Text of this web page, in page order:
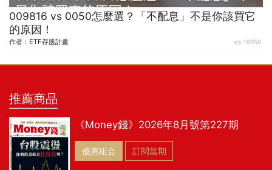
009816 vs 0050怎麼選？「不配息」不是你該買它
的原因！
作者： ETF存股計畫 18956
推薦商品
《Money錢》2026年8月號第227期
優惠組合 訂閱當期